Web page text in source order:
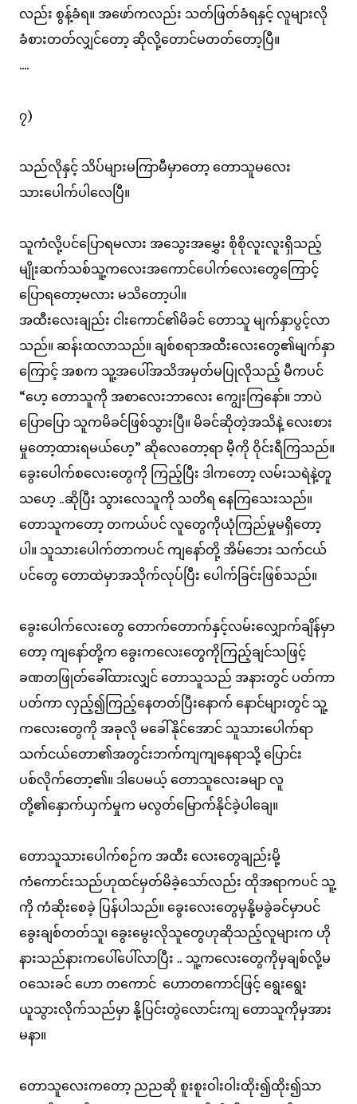
လည်း စွန့်ခံရ။ အဖော်ကလည်း သတ်ဖြတ်ခံရနှင့် လူများလို
ခံစားတတ်လျှင်တော့ ဆိုလို့တောင်မတတ်တော့ပြီ။
....
၇)
သည်လိုနှင့် သိပ်များမကြာမီမှာတော့ တောသူမလေး
သားပေါက်ပါလေပြီ။
သူကံလို့ပင်ပြောရမလား အသွေးအမွှေး စိုစိုလူးလူးရှိသည့်
မျိုးဆက်သစ်သူ့ကလေးအကောင်ပေါက်လေးတွေကြောင့်
ပြောရတော့မလား မသိတော့ပါ။
အထီးလေးချည်း ငါးကောင်၏မိခင် တောသူ မျက်နှာပွင့်လာ
သည်။ ဆန်းထလာသည်။ ချစ်စရာအထီးလေးတွေ၏မျက်နှာ
ကြောင့် အစက သူ့အပေါ်အသိအမှတ်မပြုလိုသည့် မီကပင်
“ဟေ့ တောသူကို အစာလေးဘာလေး ကျွေးကြနော်။ ဘာပဲ
ပြောပြော သူကမိခင်ဖြစ်သွားပြီ။ မိခင်ဆိုတဲ့အသိနဲ့ လေးစား
မှုတော့ထားရမယ်ဟေ့” ဆိုလေတော့ရာ မီ့ကို ဝိုင်းရီကြသည်။
ခွေးပေါက်စလေးတွေကို ကြည့်ပြီး ဒါကတော့ လမ်းသရဲနဲ့တူ
သဟေ့ ..ဆိုပြီး သွားလေသူကို သတိရ နေကြသေးသည်။
တောသူကတော့ တကယ်ပင် လူတွေကိုယုံကြည်မှုမရှိတော့
ပါ။ သူသားပေါက်တာကပင် ကျနော်တို့ အိမ်ဘေး သက်ငယ်
ပင်တွေ တောထဲမှာအသိုက်လုပ်ပြီး ပေါက်ခြင်းဖြစ်သည်။
ခွေးပေါက်လေးတွေ တောက်တောက်နှင့်လမ်းလျှောက်ချိန်မှာ
တော့ ကျနော်တို့က ခွေးကလေးတွေကိုကြည့်ချင်သဖြင့်
ခဏတဖြုတ်ခေါ်ထားလျှင် တောသူသည် အနားတွင် ပတ်ကာ
ပတ်ကာ လှည့်၍ကြည့်နေတတ်ပြီးနောက် နောင်များတွင် သူ့
ကလေးတွေကို အခုလို မခေါ်နိုင်အောင် သူသားပေါက်ရာ
သက်ငယ်တော၏အတွင်းဘက်ကျကျနေရာသို့ ပြောင်း
ပစ်လိုက်တော့၏။ ဒါပေမယ့် တောသူလေးခမျာ လူ
တို့၏နှောက်ယှက်မှုက မလွတ်မြောက်နိုင်ခဲ့ပါချေ။
တောသူသားပေါက်စဉ်က အထီး လေးတွေချည်းမို့
ကံကောင်းသည်ဟုထင်မှတ်မိခဲ့သော်လည်း ထိုအရာကပင် သူ့
ကို ကံဆိုးစေခဲ့ ပြန်ပါသည်။ ခွေးလေးတွေမှနို့မခွဲခင်မှာပင်
ခွေးချစ်တတ်သူ၊ ခွေးမွေးလိုသူတွေဟုဆိုသည့်လူများက ဟို
နားသည်နားကပေါ်ပေါ်လာပြီး .. သူ့ကလေးတွေကိုမှချစ်လို့မ
ဝသေးခင် ဟော တကောင် ဟောတကောင်ဖြင့် ရွေးရွေး
ယူသွားလိုက်သည်မှာ နို့ပြင်းတွဲလောင်းကျ တောသူကိုမှအား
မနာ။
တောသူလေးကတော့ ညညဆို စူးစူးဝါးဝါးထိုး၍ထိုး၍သာ